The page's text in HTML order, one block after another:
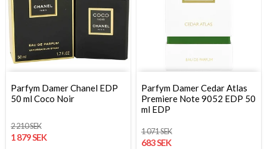
Parfym Damer Chanel EDP
50 ml Coco Noir
2 210 SEK
1 879 SEK
Parfym Damer Cedar Atlas
Premiere Note 9052 EDP 50
ml EDP
1 071 SEK
683 SEK